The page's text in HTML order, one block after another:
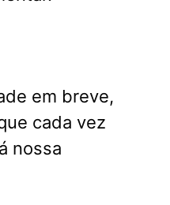
em breve,
cada vez
nossa